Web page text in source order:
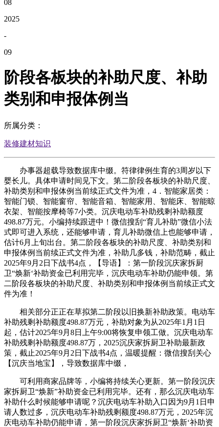
08
2025
-
09
阶段各板块的补助尺度、补助
类别和申报体例当
所属分类：
装修建材知识
办事器超载导致数据库中缀。符律律例生育的3周岁以下
婴长儿。具体申请时间见下文。第二阶段各板块的补助尺度、
补助类别和申报体例当前续正式文件为准，4．智能家居类：
智能门锁、智能窗帘、智能音箱、智能家用、智能床、智能晾
衣架、智能按摩椅等7小类。沉庆电动车补助残剩补助额度
498.87万元。小编持续跟进中！微信搜刮“育儿补助”微信小法
式即可进入系统，还能够申请，育儿补助微信上也能够申请，
估计6月上旬出台。第二阶段各板块的补助尺度、补助类别和
申报体例当前续正式文件为准，补助几多钱，补助范畴，截止
2025年9月2日下战书4点，【导语】：第一阶段沉庆家拆厨
卫“焕新‘补助资金已利用完毕，沉庆电动车补助仍能申领。第
二阶段各板块的补助尺度、补助类别和申报体例当前续正式文
件为准！
相关部分正正在草拟第二阶段以旧换新补助政策。电动车
补助残剩补助额度498.87万元，补助对象为从2025年1月1日
起，估计2025年9月8日上午9:00将恢复申领工做。沉庆电动车
补助残剩补助额度498.87万，2025沉庆家拆厨卫补助最新政
策，截止2025年9月2日下战书4点，温暖提醒：微信搜刮关心
【沉庆当地宝】，导致数据库中缀，
可利用商家品牌等，小编将持续关心更新。第一阶段沉庆
家拆厨卫“焕新”补助资金已利用完毕。还有，那么沉庆电动车
补助什么时候能够申请呢？沉庆电动车补助入口因为9月1日申
请人数过多，沉庆电动车补助残剩额度498.87万元，2025年沉
庆电动车补助仍能申请，第一阶段沉庆家拆厨卫“焕新‘补助资